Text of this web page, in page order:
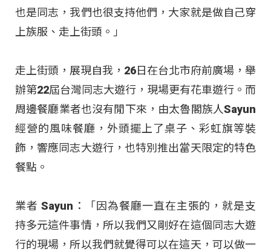
也是同志，我們也很支持他們，大家就是做自己穿
上族服、走上街頭。」
走上街頭，展現自我，26日在台北市府前廣場，舉
辦第22屆台灣同志大遊行，現場更有花車遊行。而
周邊餐廳業者也沒有閒下來，由太魯閣族人Sayun
經營的風味餐廳，外頭擺上了桌子、彩虹旗等裝
飾，響應同志大遊行，也特別推出當天限定的特色
餐點。
業者 Sayun：「因為餐廳一直在主張的，就是支
持多元這件事情，所以我們又剛好在這個同志大遊
行的現場，所以我們就覺得可以在這天，可以做一